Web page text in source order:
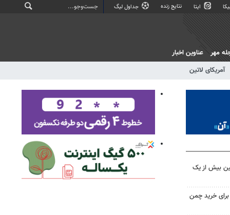
ایتا نتایج زنده جداول لیگ
آمریکای لاتین
مهر عناوین اخبار
بیش از یک
برای خرید چمن